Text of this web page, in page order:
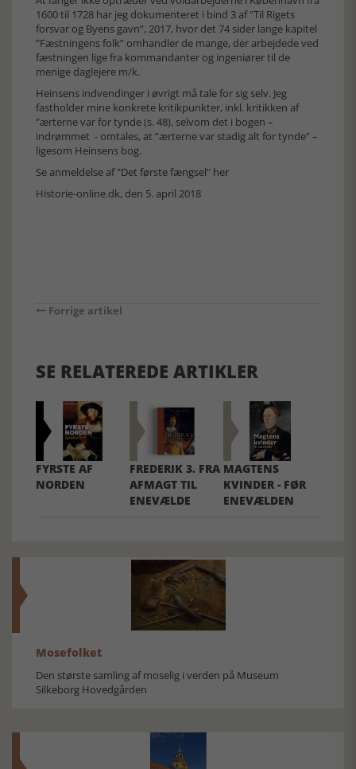
1600 til 1728 har jeg dokumenteret i bind 3 af ”Til Rigets
forsvar og Byens gavn”, 2017, hvor det 74 sider lange kapitel
”Fæstningens folk” omhandler de mange, der arbejdede ved
fæstningen lige fra kommandanter og ingeniører til de
menige daglejere m/k.
Heinsens indvendinger i øvrigt må tale for sig selv. Jeg
fastholder mine konkrete kritikpunkter, inkl. kritikken af
”ærterne var for tynde (s. 48), selvom det i bogen –
indrømmet - omtales, at ”ærterne var stadig alt for tynde” –
ligesom Heinsens bog.
Se anmeldelse af "Det første fængsel" her
Historie-online.dk, den 5. april 2018
Forrige artikel
SE RELATEREDE ARTIKLER
FYRSTE AF
NORDEN
FREDERIK 3. FRA
AFMAGT TIL
ENEVÆLDE
MAGTENS
KVINDER - FØR
ENEVÆLDEN
Mosefolket
Den største samling af moselig i verden på Museum
Silkeborg Hovedgården